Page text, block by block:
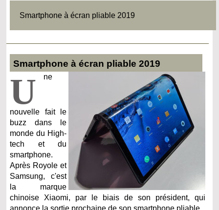
Smartphone à écran pliable 2019
Smartphone à écran pliable 2019
U ne
nouvelle fait le
buzz dans le
monde du High-
tech et du
smartphone.
Après Royole et
Samsung, c'est
la marque
chinoise Xiaomi, par le biais de son président, qui
annonce la sortie prochaine de son smartphone pliable.